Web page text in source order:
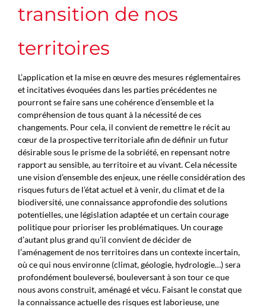
transition de nos
territoires
L’application et la mise en œuvre des mesures réglementaires
et incitatives évoquées dans les parties précédentes ne
pourront se faire sans une cohérence d’ensemble et la
compréhension de tous quant à la nécessité de ces
changements. Pour cela, il convient de remettre le récit au
cœur de la prospective territoriale afin de définir un futur
désirable sous le prisme de la sobriété, en repensant notre
rapport au sensible, au territoire et au vivant. Cela nécessite
une vision d’ensemble des enjeux, une réelle considération des
risques futurs de l’état actuel et à venir, du climat et de la
biodiversité, une connaissance approfondie des solutions
potentielles, une législation adaptée et un certain courage
politique pour prioriser les problématiques. Un courage
d’autant plus grand qu’il convient de décider de
l’aménagement de nos territoires dans un contexte incertain,
où ce qui nous environne (climat, géologie, hydrologie…) sera
profondément bouleversé, bouleversant à son tour ce que
nous avons construit, aménagé et vécu. Faisant le constat que
la connaissance actuelle des risques est laborieuse, une